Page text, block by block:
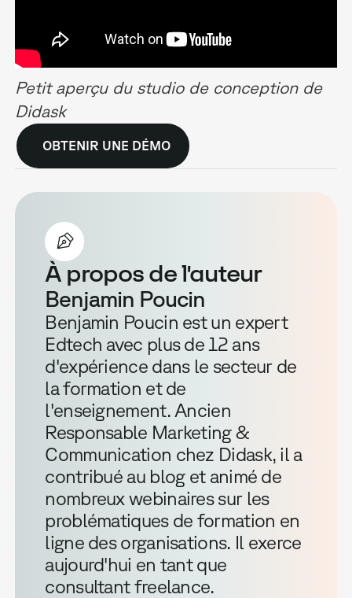
Petit aperçu du studio de conception de
Didask
OBTENIR UNE DÉMO
À propos de l'auteur
Benjamin Poucin
Benjamin Poucin est un expert
Edtech avec plus de 12 ans
d'expérience dans le secteur de
la formation et de
l'enseignement. Ancien
Responsable Marketing &
Communication chez Didask, il a
contribué au blog et animé de
nombreux webinaires sur les
problématiques de formation en
ligne des organisations. Il exerce
aujourd'hui en tant que
consultant freelance.